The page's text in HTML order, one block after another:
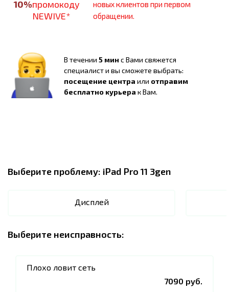
10%промокоду
NEWIVE*
новых клиентов при первом
обращении.
В течении 5 мин с Вами свяжется
специалист и вы сможете выбрать:
посещение центра или отправим
бесплатно курьера к Вам.
Выберите проблему: iPad Pro 11 3gen
Дисплей
Выберите неисправность:
Плохо ловит сеть
7090 руб.